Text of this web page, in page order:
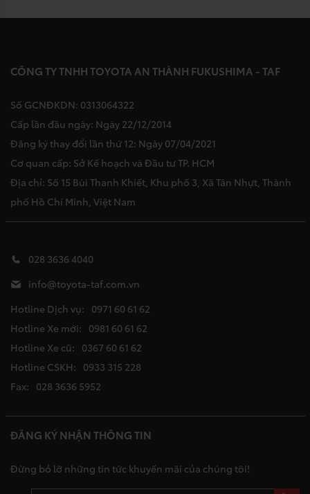
CÔNG TY TNHH TOYOTA AN THÀNH FUKUSHIMA - TAF
Số GCNĐKDN: 0313064322
Cấp lần đầu ngày: Ngày 22/12/2014
Đăng ký thay đổi lần thứ 12: Ngày 07/04/2021
Cơ quan cấp: Sở Kế hoạch và Đầu tư TP. HCM
Địa chỉ: Số 15 Bùi Thanh Khiết, Khu phố 3, Xã Tân Nhựt, Thành
phố Hồ Chí Minh, Việt Nam
028 3636 4040
info@toyota-taf.com.vn
Hotline Dịch vụ: 0971 60 61 62
Hotline Xe mới: 0981 60 61 62
Hotline Xe cũ: 0367 60 61 62
Hotline CSKH: 0933 315 228
Fax: 028 3636 5952
ĐĂNG KÝ NHẬN THÔNG TIN
Đừng bỏ lỡ những tin tức khuyến mãi của chúng tôi!